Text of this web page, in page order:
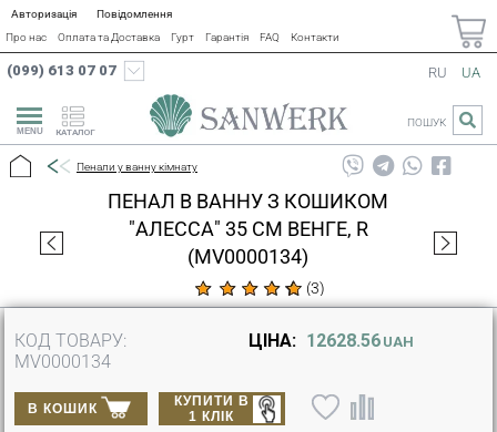
Авторизація
Повідомлення
Про нас
Оплата та Доставка Гурт Гарантія FAQ Контакти
(099) 613 07 07
КАТАЛОГ
RU UA
ПОШУК
Пенали у ванну кімнату
ПЕНАЛ В ВАННУ З КОШИКОМ
"АЛЕССА" 35 СМ ВЕНГЕ, R
(MV0000134)
(3)
КОД ТОВАРУ:
MV0000134
ЦІНА: 12628.56 UAH
В КОШИК
КУПИТИ В
1 КЛІК